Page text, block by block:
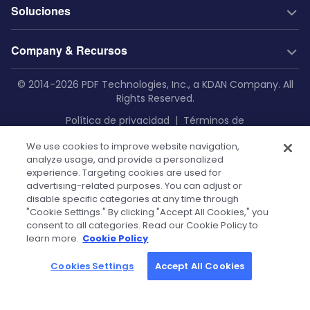
Generación de PDF
Web SDK
Extracción de documentos con IA
Base de conocimiento empresarial
Documentación
Guías Java
Guías Android
Guías Flutter
Referencia API
Documentación de autoalojamiento
Comunidad
Prueba gratuita
Soporte técnico
GitHub
Soluciones
Soluciones por industria
Educación
Impresión
Manufactura
Salud
Finanzas
Gobierno
Integraciones web
Salesforce
OneDrive
Teams
Low-Code
Zapier
Power Automate
OutSystems
Company & Recursos
Empresa
Contáctenos
Press Kit & Sales Kit
Conviértase en revendedor
Socios
Community License
Blog
Case Studies
FAQ técnicas
Tutorials
© 2014-2026 PDF Technologies, Inc., a KDAN Company. All
Rights Reserved.
Política de privacidad | Términos de
seguridad | RGPD
Powered by KDAN
We use cookies to improve website navigation,
analyze usage, and provide a personalized
experience. Targeting cookies are used for
advertising-related purposes. You can adjust or
disable specific categories at any time through
"Cookie Settings." By clicking "Accept All Cookies," you
consent to all categories. Read our Cookie Policy to
learn more. Cookie Policy
Cookies Settings Accept All Cookies